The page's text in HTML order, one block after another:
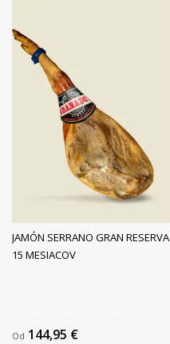
JAMÓN SERRANO GRAN RESERVA
15 MESIACOV
Od 144,95 €